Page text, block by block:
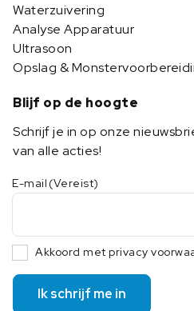
Waterzuivering
Analyse Apparatuur
Ultrasoon
Opslag &
Blijf op de hoogte
Schrijf je in op onze
van alle acties!
E-mail (Vereist)
Akkoord met privacy
Ik schrijf me in